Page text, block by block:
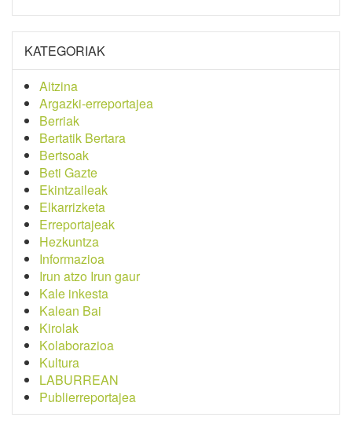
KATEGORIAK
Aitzina
Argazki-erreportajea
Berriak
Bertatik Bertara
Bertsoak
Beti Gazte
Ekintzaileak
Elkarrizketa
Erreportajeak
Hezkuntza
Informazioa
Irun atzo Irun gaur
Kale inkesta
Kalean Bai
Kirolak
Kolaborazioa
Kultura
LABURREAN
Publierreportajea